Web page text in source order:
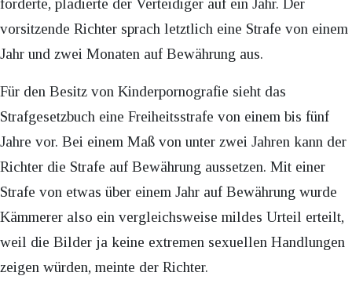
vorsitzende Richter sprach letztlich eine Strafe von einem
Jahr und zwei Monaten auf Bewährung aus.
Für den Besitz von Kinderpornografie sieht das
Strafgesetzbuch eine Freiheitsstrafe von einem bis fünf
Jahre vor. Bei einem Maß von unter zwei Jahren kann der
Richter die Strafe auf Bewährung aussetzen. Mit einer
Strafe von etwas über einem Jahr auf Bewährung wurde
Kämmerer also ein vergleichsweise mildes Urteil erteilt,
weil die Bilder ja keine extremen sexuellen Handlungen
zeigen würden, meinte der Richter.